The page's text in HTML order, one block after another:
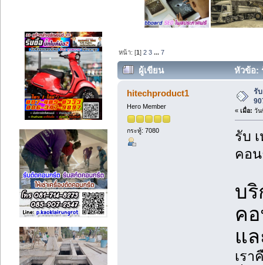
หน้า: [1]2 3 ...7
ผู้เขียน
หัวข้อ:
(อ่าน 19220 ครั้ง)
hitechproduct1
Hero Member
กระทู้: 7080
รั
« เมื่อ: วัน
รับ
คอน
บริ
ค
แ
เร